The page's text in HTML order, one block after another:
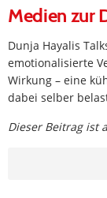
Medien zur
Dunja Hayalis
emotionalisierte
Wirkung – eine
dabei selber
Dieser Beitrag ist